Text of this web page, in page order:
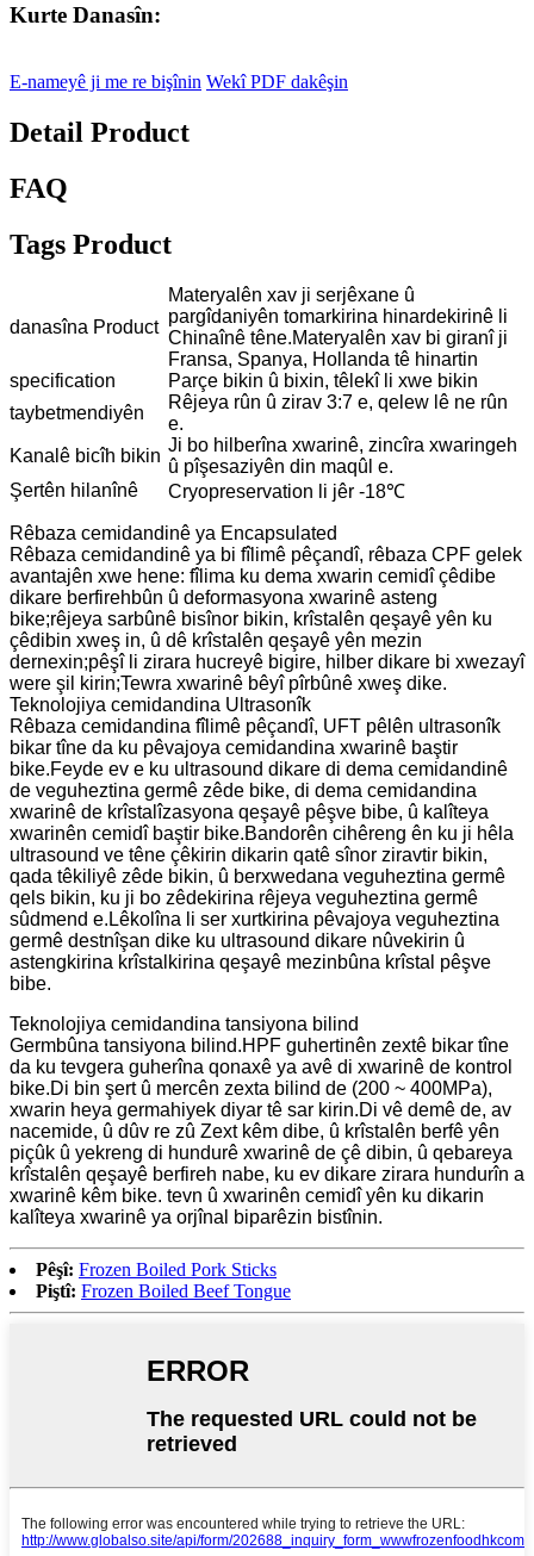
Kurte Danasîn:
E-nameyê ji me re bişînin Wekî PDF dakêşin
Detail Product
FAQ
Tags Product
danasîna Product
Materyalên xav ji serjêxane û
pargîdaniyên tomarkirina hinardekirinê li
Chinaînê têne.Materyalên xav bi giranî ji
Fransa, Spanya, Hollanda tê hinartin
specification
Parçe bikin û bixin, têlekî li xwe bikin
taybetmendiyên
Rêjeya rûn û zirav 3:7 e, qelew lê ne rûn
e.
Kanalê bicîh bikin
Ji bo hilberîna xwarinê, zincîra xwaringeh
û pîşesaziyên din maqûl e.
Şertên hilanînê
Cryopreservation li jêr -18℃
Rêbaza cemidandinê ya Encapsulated
Rêbaza cemidandinê ya bi fîlimê pêçandî, rêbaza CPF gelek
avantajên xwe hene: fîlima ku dema xwarin cemidî çêdibe
dikare berfirehbûn û deformasyona xwarinê asteng
bike;rêjeya sarbûnê bisînor bikin, krîstalên qeşayê yên ku
çêdibin xweş in, û dê krîstalên qeşayê yên mezin
dernexin;pêşî li zirara hucreyê bigire, hilber dikare bi xwezayî
were şil kirin;Tewra xwarinê bêyî pîrbûnê xweş dike.
Teknolojiya cemidandina Ultrasonîk
Rêbaza cemidandina fîlimê pêçandî, UFT pêlên ultrasonîk
bikar tîne da ku pêvajoya cemidandina xwarinê baştir
bike.Feyde ev e ku ultrasound dikare di dema cemidandinê
de veguheztina germê zêde bike, di dema cemidandina
xwarinê de krîstalîzasyona qeşayê pêşve bibe, û kalîteya
xwarinên cemidî baştir bike.Bandorên cihêreng ên ku ji hêla
ultrasound ve têne çêkirin dikarin qatê sînor ziravtir bikin,
qada têkiliyê zêde bikin, û berxwedana veguheztina germê
qels bikin, ku ji bo zêdekirina rêjeya veguheztina germê
sûdmend e.Lêkolîna li ser xurtkirina pêvajoya veguheztina
germê destnîşan dike ku ultrasound dikare nûvekirin û
astengkirina krîstalkirina qeşayê mezinbûna krîstal pêşve
bibe.
Teknolojiya cemidandina tansiyona bilind
Germbûna tansiyona bilind.HPF guhertinên zextê bikar tîne
da ku tevgera guherîna qonaxê ya avê di xwarinê de kontrol
bike.Di bin şert û mercên zexta bilind de (200 ~ 400MPa),
xwarin heya germahiyek diyar tê sar kirin.Di vê demê de, av
nacemide, û dûv re zû Zext kêm dibe, û krîstalên berfê yên
piçûk û yekreng di hundurê xwarinê de çê dibin, û qebareya
krîstalên qeşayê berfireh nabe, ku ev dikare zirara hundurîn a
xwarinê kêm bike. tevn û xwarinên cemidî yên ku dikarin
kalîteya xwarinê ya orjînal biparêzin bistînin.
Pêşî: Frozen Boiled Pork Sticks
Piştî: Frozen Boiled Beef Tongue